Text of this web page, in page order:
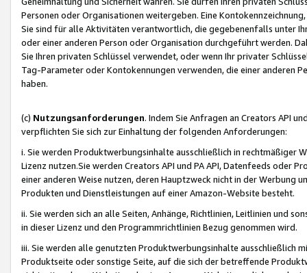
Personen oder Organisationen weitergeben. Eine
Sie sind für alle Aktivitäten verantwortlich, die gegebenenfalls unter
oder einer anderen Person oder Organisation durchgeführt werden.
Sie Ihren privaten Schlüssel verwendet, oder wenn Ihr privater
Tag-Parameter oder Kontokennungen verwenden, die einer anderen
haben.
(c) Nutzungsanforderungen. Indem Sie Anfragen an Creators API
verpflichten Sie sich zur Einhaltung der folgenden Anforderungen:
i. Sie werden Produktwerbungsinhalte ausschließlich in rechtmäßiger
Lizenz nutzen.Sie werden Creators API und PA API, Datenfeeds oder
einer anderen Weise nutzen, deren Hauptzweck nicht in der Werbung
Produkten und Dienstleistungen auf einer Amazon-Website besteht.
ii. Sie werden sich an alle Seiten, Anhänge, Richtlinien, Leitlinien und
in dieser Lizenz und den Programmrichtlinien Bezug genommen wird.
iii. Sie werden alle genutzten Produktwerbungsinhalte ausschließlich
Produktseite oder sonstige Seite, auf die sich der betreffende